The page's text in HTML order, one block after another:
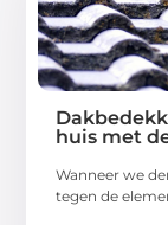
huis met
Wanneer we
tegen de